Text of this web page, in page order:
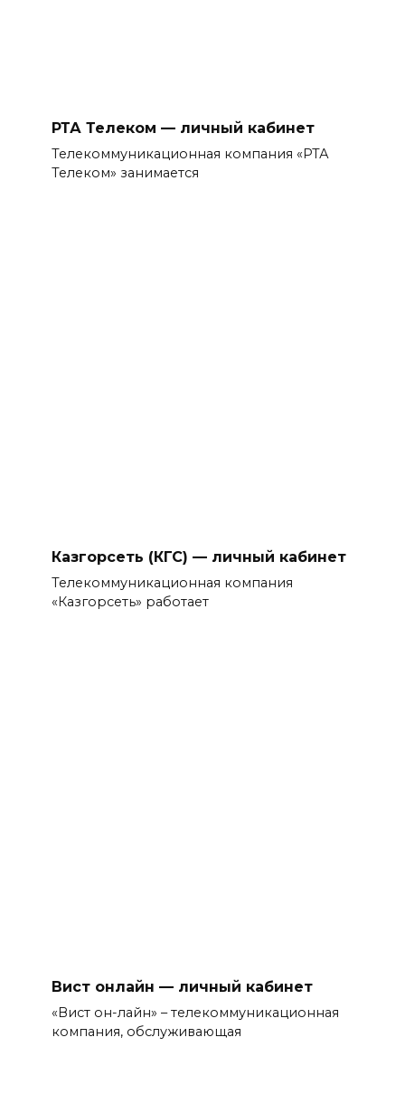
РТА Телеком — личный кабинет
Телекоммуникационная компания «РТА
Телеком» занимается
Казгорсеть (КГС) — личный кабинет
Телекоммуникационная компания
«Казгорсеть» работает
Вист онлайн — личный кабинет
«Вист он-лайн» – телекоммуникационная
компания, обслуживающая